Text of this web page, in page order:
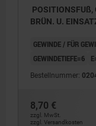
POSITIONSFUß,
BRÜN. U.
GEWINDE / FÜR
GEWINDETIEFE=6
Bestellnummer:
8,70 €
zzgl. MwSt.
zzgl. Versandkosten